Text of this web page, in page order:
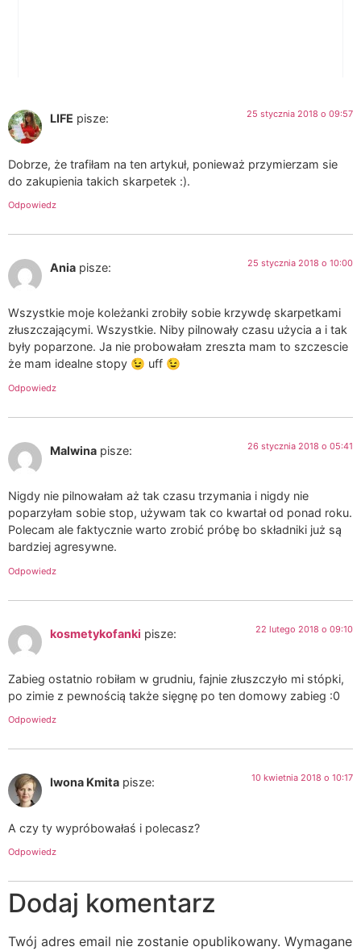
LIFE pisze: 25 stycznia 2018 o 09:57
Dobrze, że trafiłam na ten artykuł, ponieważ przymierzam sie
do zakupienia takich skarpetek :).
Odpowiedz
Ania pisze: 25 stycznia 2018 o 10:00
Wszystkie moje koleżanki zrobiły sobie krzywdę skarpetkami
złuszczającymi. Wszystkie. Niby pilnowały czasu użycia a i tak
były poparzone. Ja nie probowałam zreszta mam to szczescie
że mam idealne stopy 😉 uff 😉
Odpowiedz
Malwina pisze: 26 stycznia 2018 o 05:41
Nigdy nie pilnowałam aż tak czasu trzymania i nigdy nie
poparzyłam sobie stop, używam tak co kwartał od ponad roku.
Polecam ale faktycznie warto zrobić próbę bo składniki już są
bardziej agresywne.
Odpowiedz
kosmetykofanki pisze: 22 lutego 2018 o 09:10
Zabieg ostatnio robiłam w grudniu, fajnie złuszczyło mi stópki,
po zimie z pewnością także sięgnę po ten domowy zabieg :0
Odpowiedz
Iwona Kmita pisze: 10 kwietnia 2018 o 10:17
A czy ty wypróbowałaś i polecasz?
Odpowiedz
Dodaj komentarz
Twój adres email nie zostanie opublikowany. Wymagane